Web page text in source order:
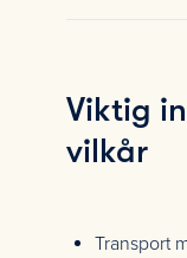
Viktig
vilkår
Transport